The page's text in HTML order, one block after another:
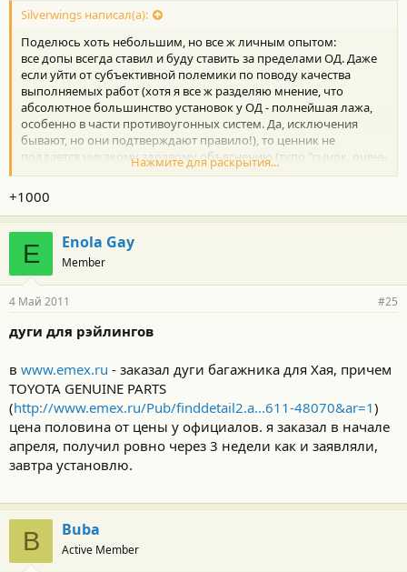
Silverwings написал(а):
Поделюсь хоть небольшим, но все ж личным опытом:
все допы всегда ставил и буду ставить за пределами ОД. Даже
если уйти от субъективной полемики по поводу качества
выполняемых работ (хотя я все ж разделяю мнение, что
абсолютное большинство установок у ОД - полнейшая лажа,
особенно в части противоугонных систем. Да, исключения
бывают, но они подтверждают правило!), то ценник не
поддается никакому здравому объяснению (тупо "сынок, очень
денюжки нужны").
ASA прав - гарантию дает не дилер, а Тойота. Дилер - обычная
лавка (некое ООО, как правило), предоставляющая
собственные услуги клиентам помимо продажи и сервисного
обслуживания машин.
То есть по логике вещей (и это реально так!) если поставил ты
допы у ОД1, а с гарантией приехал к ОД2 - шанс быть
посланным на основании установки "не у дилера = не у нас"
очень велик. Особенно, если ОД вдруг в разных городах.
страшилки про гарантию - единственный шанс и довод в руках
всегдачрезмерно завышенным ценам.
Нажмите для раскрытия...
+1000
E Enola Gay
Member
4 Май 2011 #25
дуги для рэйлингов
в www.emex.ru - заказал дуги багажника для Хая, причем
TOYOTA GENUINE PARTS
(http://www.emex.ru/Pub/finddetail2.a...611-48070&ar=1)
цена половина от цены у официалов. я заказал в начале
апреля, получил ровно через 3 недели как и заявляли,
завтра установлю.
B Buba
Active Member